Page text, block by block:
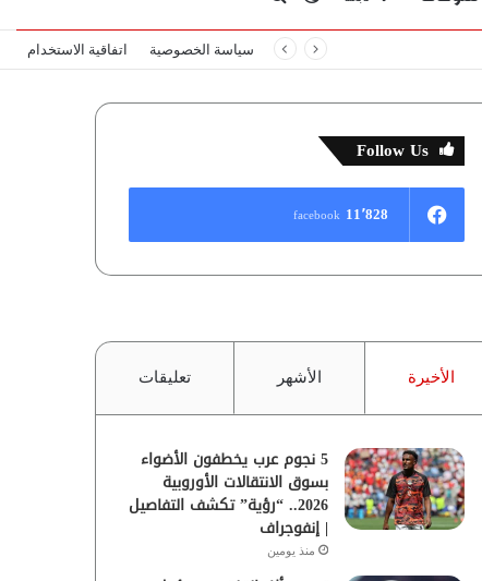
عنالمظلم
سياسة الخصوصية اتفاقية الاستخدام
Follow Us
11٬828 facebook
الأخيرة الأشهر تعليقات
5 نجوم عرب يخطفون الأضواء
بسوق الانتقالات الأوروبية
2026.. “رؤية” تكشف التفاصيل
| إنفوجراف
منذ يومين